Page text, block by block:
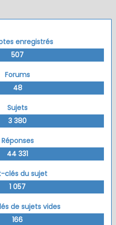
enregistrés
507
Forums
48
Sujets
3 380
Réponses
44 331
clés du sujet
1 057
de sujets vides
166